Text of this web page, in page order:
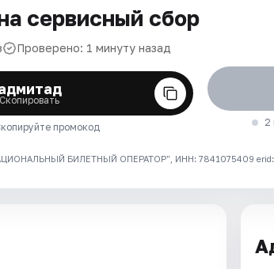
сервисный сбор
Проверено: 1 минуту назад
Скопировать
промокод
2
БИЛЕТНЫЙ ОПЕРАТОР", ИНН: 7841075409 erid: